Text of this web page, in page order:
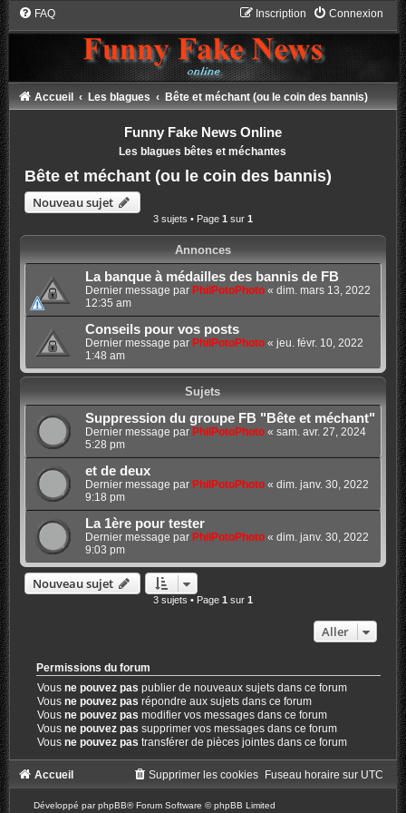
FAQ Connexion
Inscription
Accueil Les blagues Bête et méchant (ou le coin des bannis)
Funny Fake News Online
Les blagues bêtes et méchantes
Bête et méchant (ou le coin des bannis)
Nouveau sujet
3 sujets • Page 1 sur 1
Annonces
La banque à médailles des bannis de FB
Dernier message par PhilPotoPhoto« dim. mars 13, 2022
12:35 am
Conseils pour vos posts
Dernier message par PhilPotoPhoto« jeu. févr. 10, 2022
1:48 am
Sujets
Suppression du groupe FB "Bête et méchant"
Dernier message par PhilPotoPhoto« sam. avr. 27, 2024
5:28 pm
et de deux
Dernier message par PhilPotoPhoto« dim. janv. 30, 2022
9:18 pm
La 1ère pour tester
Dernier message par PhilPotoPhoto« dim. janv. 30, 2022
9:03 pm
Nouveau sujet
3 sujets • Page 1 sur 1
Aller
Permissions du forum
Vousne pouvez pas publier de nouveaux sujets dans ce forum
Vousne pouvez pas répondre aux sujets dans ce forum
Vousne pouvez pas modifier vos messages dans ce forum
Vousne pouvez pas supprimer vos messages dans ce forum
Vousne pouvez pas transférer de pièces jointes dans ce forum
Accueil Fuseau horaire sur UTC
Supprimer les cookies
Développé parphpBB® Forum Software © phpBB Limited